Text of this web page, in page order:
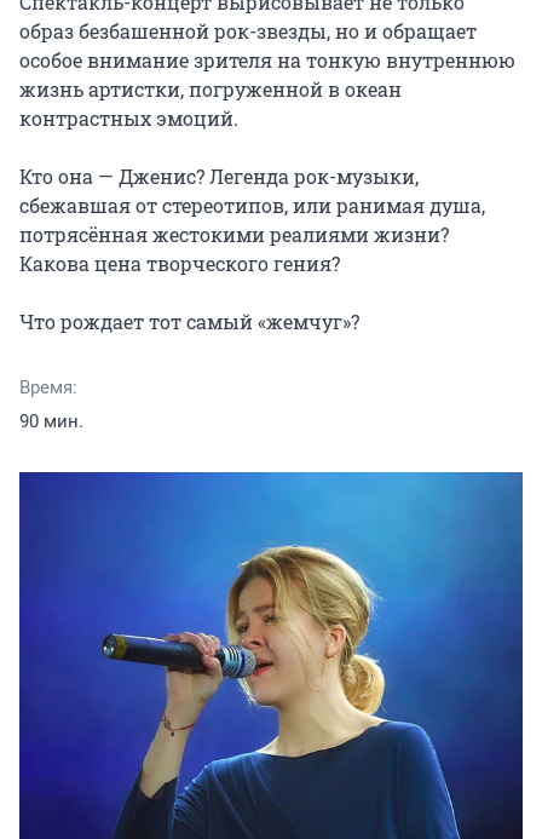
образ безбашенной рок-звезды, но и обращает
особое внимание зрителя на тонкую внутреннюю
жизнь артистки, погруженной в океан
контрастных эмоций.
Кто она — Дженис? Легенда рок-музыки,
сбежавшая от стереотипов, или ранимая душа,
потрясённая жестокими реалиями жизни?
Какова цена творческого гения?
Что рождает тот самый «жемчуг»?
Время:
90 мин.